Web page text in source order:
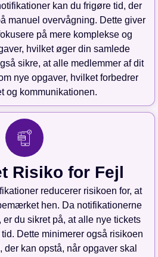
kan du frigøre tid, der
manuel overvågning. Dette giver
på mere komplekse og
hvilket øger din samlede
sikre, at alle medlemmer af dit
nye opgaver, hvilket forbedrer
og kommunikationen.
Risiko for Fejl
reducerer risikoen for, at
hen. Da notifikationerne
du sikret på, at alle nye tickets
Dette minimerer også risikoen
kan opstå, når opgaver skal